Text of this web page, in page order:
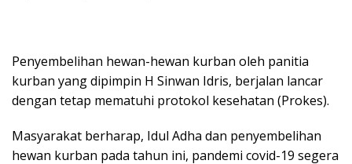
Penyembelihan hewan-hewan kurban oleh panitia
kurban yang dipimpin H Sinwan Idris, berjalan lancar
dengan tetap mematuhi protokol kesehatan (Prokes).
Masyarakat berharap, Idul Adha dan penyembelihan
hewan kurban pada tahun ini, pandemi covid-19 segera